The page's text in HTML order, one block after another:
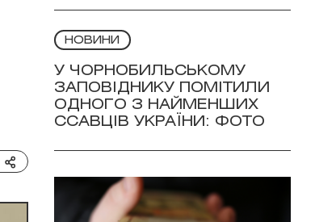
НОВИНИ
У ЧОРНОБИЛЬСЬКОМУ
ЗАПОВІДНИКУ ПОМІТИЛИ
ОДНОГО З НАЙМЕНШИХ
ССАВЦІВ УКРАЇНИ: ФОТО